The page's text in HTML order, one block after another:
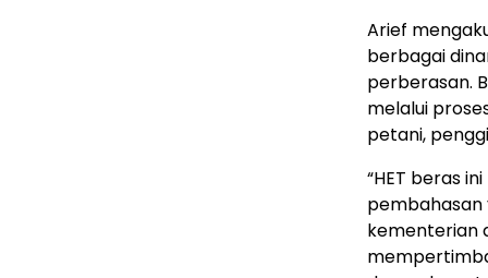
Arief
berbagai
perberasan.
melalui
petani,
“HET beras
pembahasan
kementerian